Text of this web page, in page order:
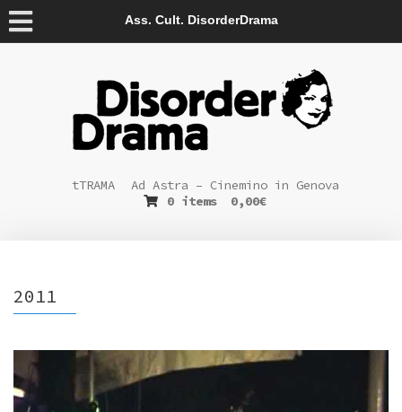
Ass. Cult. DisorderDrama
tTRAMA
Ad Astra – Cinemino in Genova
0 items
0,00€
2011